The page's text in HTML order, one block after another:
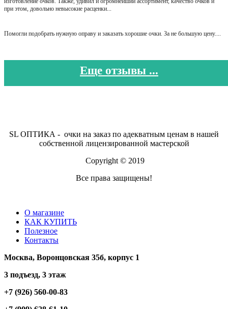
при этом, довольно невысокие расценки...
Помогли подобрать нужную оправу и заказать хорошие очки. За не большую цену....
Еще отзывы ...
SL ОПТИКА - очки на заказ по адекватным ценам в нашей
собственной лицензированной мастерской
Copyright © 2019
Все права защищены!
О магазине
КАК КУПИТЬ
Полезное
Контакты
Москва, Воронцовская 35б, корпус 1
3 подъезд, 3 этаж
+7 (926) 560-00-83